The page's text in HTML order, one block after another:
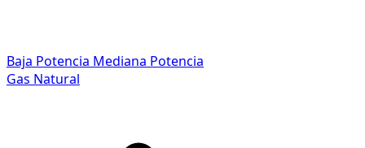
Baja Potencia Mediana Potencia
Gas Natural